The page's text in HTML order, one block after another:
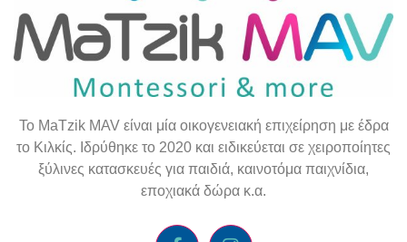
To MaTzik MAVείναι μία οικογενειακή επιχείρηση με έδρα
το Κιλκίς. Ιδρύθηκε το 2020 και ειδικεύεται σε χειροποίητες
ξύλινες κατασκευές για παιδιά, καινοτόμα παιχνίδια,
εποχιακά δώρα κ.α.